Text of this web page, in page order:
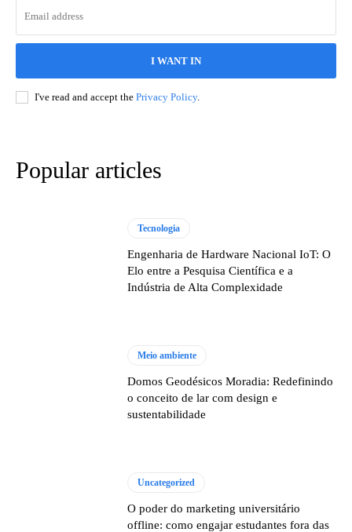
I WANT IN
I've read and accept the Privacy Policy.
Popular articles
Tecnologia
Engenharia de Hardware Nacional IoT: O
Elo entre a Pesquisa Científica e a
Indústria de Alta Complexidade
Meio ambiente
Domos Geodésicos Moradia: Redefinindo
o conceito de lar com design e
sustentabilidade
Uncategorized
O poder do marketing universitário
offline: como engajar estudantes fora das